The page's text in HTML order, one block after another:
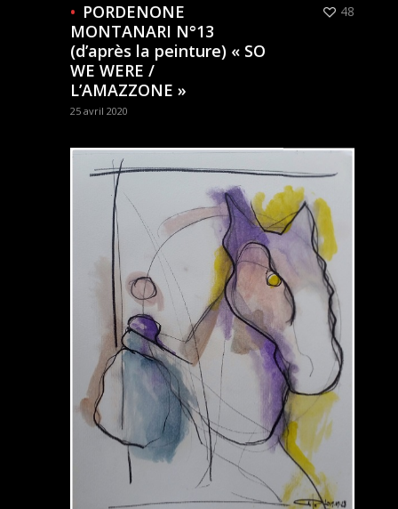
PORDENONE
MONTANARI N°13
(d’après la peinture) « SO
WE WERE /
L’AMAZZONE »
25 avril 2020
48